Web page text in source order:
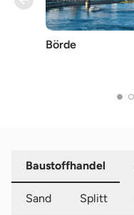
Börde
Baustoffhandel
Sand Splitt